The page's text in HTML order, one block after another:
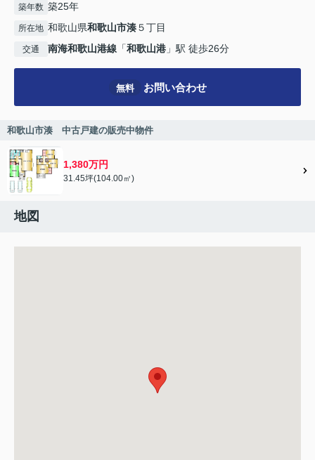
築年数 築25年
所在地 和歌山県和歌山市湊５丁目
交通 南海和歌山港線 「和歌山港 」駅 徒歩26分
無料 お問い合わせ
和歌山市湊 中古戸建の販売中物件
1,380万円
31.45坪(104.00㎡)
地図